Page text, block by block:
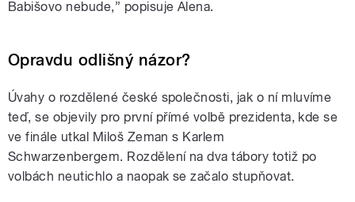
Babišovo nebude,” popisuje Alena.
Opravdu odlišný názor?
Úvahy o rozdělené české společnosti, jak o ní mluvíme
teď, se objevily pro první přímé volbě prezidenta, kde se
ve finále utkal Miloš Zeman s Karlem
Schwarzenbergem. Rozdělení na dva tábory totiž po
volbách neutichlo a naopak se začalo stupňovat.